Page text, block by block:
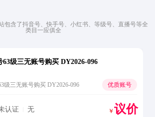
包含了抖音号、快手号、小红书、等级号、直播号等全
类目一应俱全
63级三无账号购买 DY2026-096
级三无账号购买 DY2026-096 优质账号
认证 无 ￥ 议价